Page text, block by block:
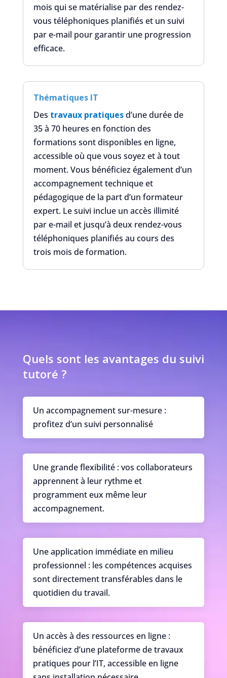
mois qui se matérialise par des rendez-
vous téléphoniques planifiés et un suivi
par e-mail pour garantir une progression
efficace.
Thématiques IT
Des travaux pratiquesd’une durée de
35 à 70 heures en fonction des
formations sont disponibles en ligne,
accessible où que vous soyez et à tout
moment. Vous bénéficiez également d’un
accompagnement technique et
pédagogique de la part d’un formateur
expert. Le suivi inclue un accès illimité
par e-mail et jusqu’à deux rendez-vous
téléphoniques planifiés au cours des
trois mois de formation.
Quels sont les avantages du suivi
tutoré ?
Un accompagnement sur-mesure :
profitez d’un suivi personnalisé
Une grande flexibilité : vos collaborateurs
apprennent à leur rythme et
programment eux même leur
accompagnement.
Une application immédiate en milieu
professionnel : les compétences acquises
sont directement transférables dans le
quotidien du travail.
Un accès à des ressources en ligne :
bénéficiez d’une plateforme de travaux
pratiques pour l’IT, accessible en ligne